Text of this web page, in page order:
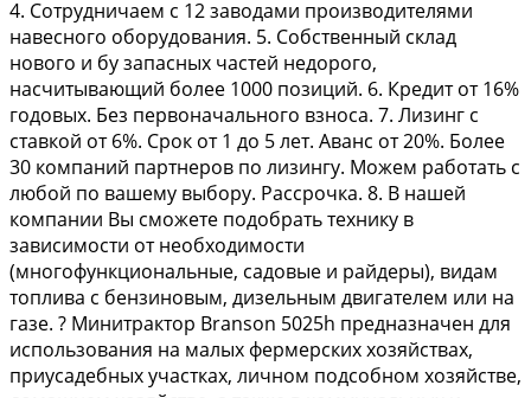
4. Сотрудничаем с 12 заводами производителями
навесного оборудования. 5. Собственный склад
нового и бу запасных частей недорого,
насчитывающий более 1000 позиций. 6. Кредит от 16%
годовых. Без первоначального взноса. 7. Лизинг с
ставкой от 6%. Срок от 1 до 5 лет. Аванс от 20%. Более
30 компаний партнеров по лизингу. Можем работать с
любой по вашему выбору. Рассрочка. 8. В нашей
компании Вы сможете подобрать технику в
зависимости от необходимости
(многофункциональные, садовые и райдеры), видам
топлива с бензиновым, дизельным двигателем или на
газе. ? Минитрактор Вrаnsоn 5025h предназначен для
использования на малых фермерских хозяйствах,
приусадебных участках, личном подсобном хозяйстве,